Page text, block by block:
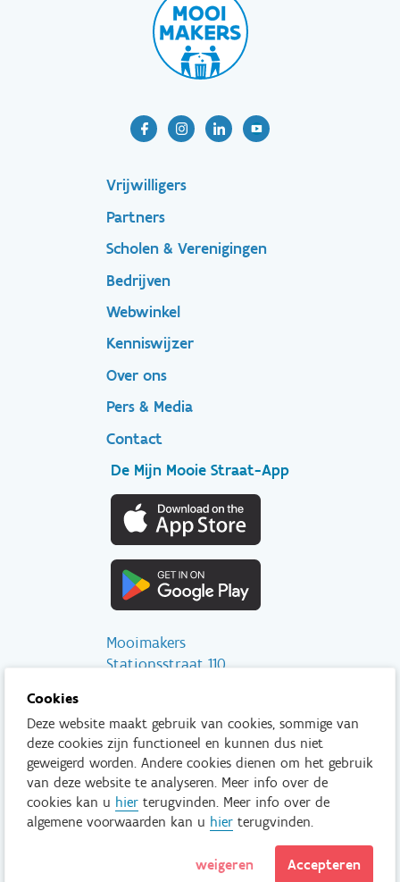
Footer-
menu
Vrijwilligers
Partners
Scholen & Verenigingen
Bedrijven
Footer
secondary
Webwinkel
Kenniswijzer
Over ons
Pers & Media
Contact
De Mijn Mooie Straat-App
Mooimakers
Stationsstraat 110
info@mooimakers.be
015 28 41 56
Tenzij anders vermeld is het niet toegestaan om inhoud van deze
website te kopiëren, reproduceren, aan te passen en/of onder
een andere vorm te publiceren zonder voorafgaand en
uitdrukkelijk akkoord van Mooimakers.
Cookies
Deze website maakt gebruik van cookies, sommige van
deze cookies zijn functioneel en kunnen dus niet
geweigerd worden. Andere cookies dienen om het gebruik
van deze website te analyseren. Meer info over de
cookies kan u hier terugvinden. Meer info over de
algemene voorwaarden kan u hier terugvinden.
weigeren Accepteren